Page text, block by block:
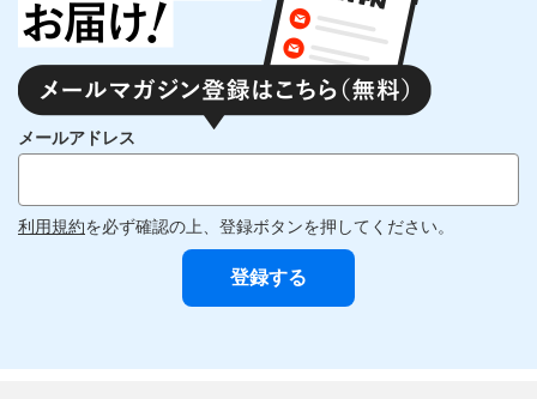
メールアドレス
利用規約を必ず確認の上、登録ボタンを押してください。